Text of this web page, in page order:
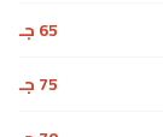
65 جـ
75 جـ